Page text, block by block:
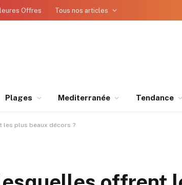
Offres Tous nos articles
Plages Mediterranée Tendance
les plus beaux décors ?